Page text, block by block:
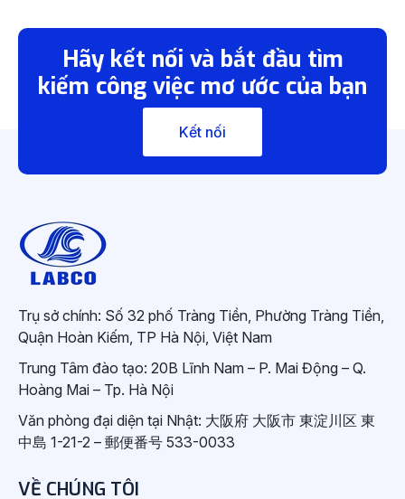
Hãy kết nối và bắt đầu tìm
kiếm công việc mơ ước của bạn
Kết nối
Trụ sở chính: Số 32 phố Tràng Tiền, Phường Tràng Tiền,
Quận Hoàn Kiếm, TP Hà Nội, Việt Nam
Trung Tâm đào tạo: 20B Lĩnh Nam – P. Mai Động – Q.
Hoàng Mai – Tp. Hà Nội
Văn phòng đại diện tại Nhật: 大阪府 大阪市 東淀川区 東
中島 1-21-2 – 郵便番号 533-0033
VỀ CHÚNG TÔI